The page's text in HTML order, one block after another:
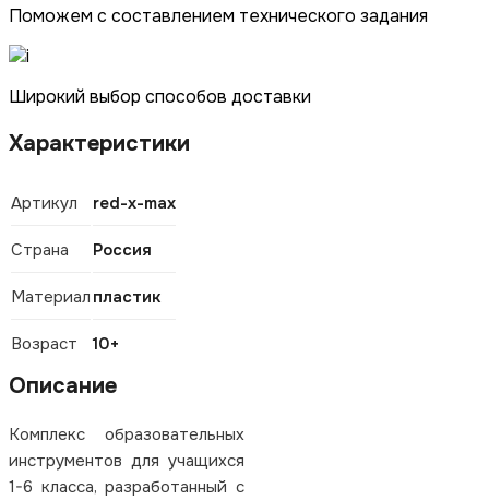
Поможем с составлением технического задания
Широкий выбор способов доставки
Характеристики
Артикул red-x-max
Страна Россия
Материал пластик
Возраст 10+
Описание
Комплекс образовательных
инструментов для учащихся
1-6 класса, разработанный с